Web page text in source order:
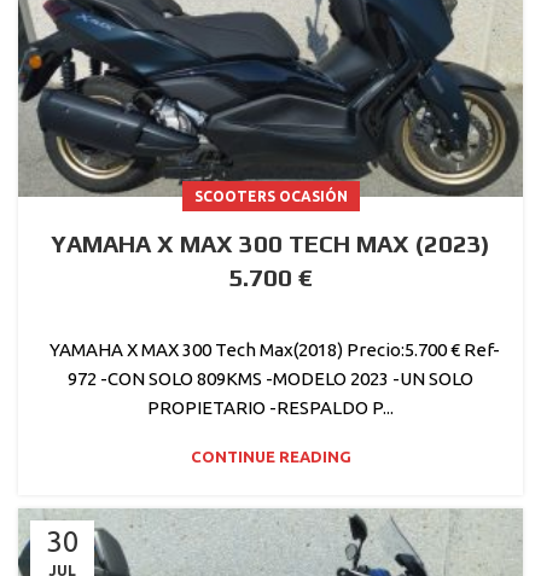
SCOOTERS OCASIÓN
YAMAHA X MAX 300 TECH MAX (2023)
5.700 €
YAMAHA X MAX 300 Tech Max(2018) Precio:5.700 € Ref-
972 -CON SOLO 809KMS -MODELO 2023 -UN SOLO
PROPIETARIO -RESPALDO P...
CONTINUE READING
30
JUL